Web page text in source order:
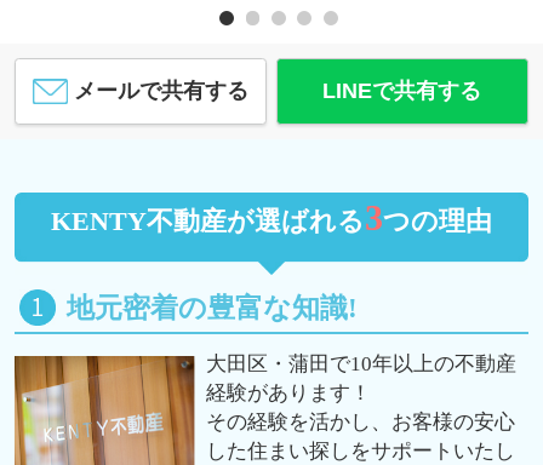
メールで共有する LINEで共有する
KENTY不動産が選ばれる3つの理由
地元密着の豊富な知識!
大田区・蒲田で10年以上の不動産
経験があります！
その経験を活かし、お客様の安心
した住まい探しをサポートいたし